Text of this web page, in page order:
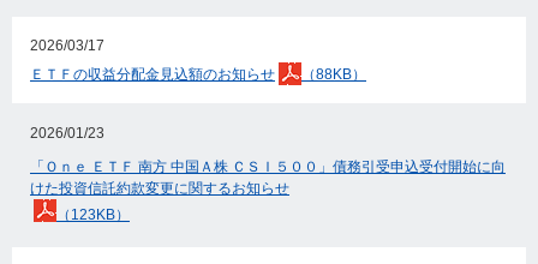
2026/03/17
ＥＴＦの収益分配金見込額のお知らせ
（88KB）
2026/01/23
「Ｏｎｅ ＥＴＦ 南方 中国Ａ株 ＣＳＩ５００」債務引受申込受付開始に向
けた投資信託約款変更に関するお知らせ
（123KB）